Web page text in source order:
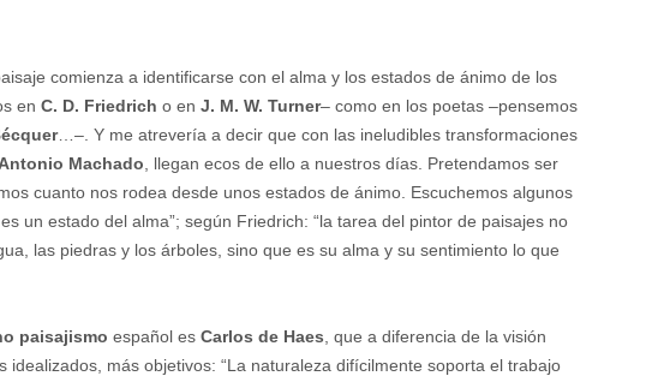
comienza a identificarse con el alma y los estados de ánimo de los
en C. D. Friedrich o en J. M. W. Turner– como en los poetas –pensemos
…–. Y me atrevería a decir que con las ineludibles transformaciones
Antonio Machado , llegan ecos de ello a nuestros días. Pretendamos ser
cuanto nos rodea desde unos estados de ánimo. Escuchemos algunos
es un estado del alma”; según Friedrich: “la tarea del pintor de paisajes no
las piedras y los árboles, sino que es su alma y su sentimiento lo que
paisajismo español es Carlos de Haes , que a diferencia de la visión
idealizados, más objetivos: “La naturaleza difícilmente soporta el trabajo